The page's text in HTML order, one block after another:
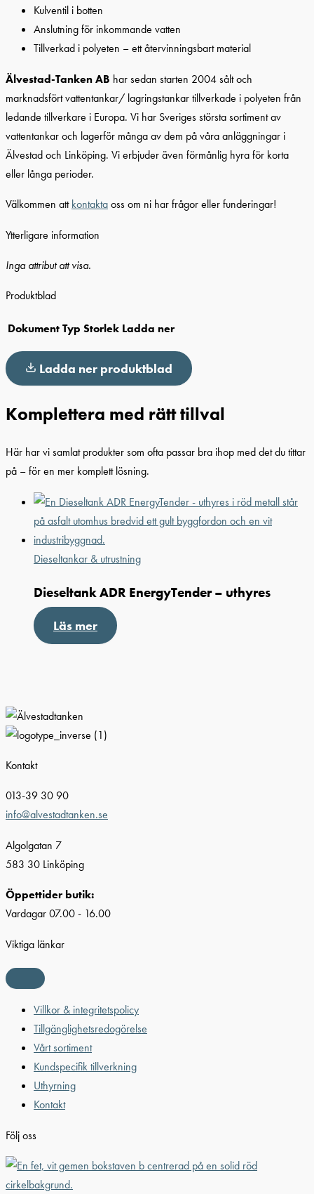
Kulventil i botten
Anslutning för inkommande vatten
Tillverkad i polyeten – ett återvinningsbart material
Älvestad-Tanken AB har sedan starten 2004 sålt och
marknadsfört vattentankar/ lagringstankar tillverkade i polyeten från
ledande tillverkare i Europa. Vi har Sveriges största sortiment av
vattentankar och lagerför många av dem på våra anläggningar i
Älvestad och Linköping. Vi erbjuder även förmånlig hyra för korta
eller långa perioder.
Välkommen attkontaktaoss om ni har frågor eller funderingar!
Ytterligare information
Inga attribut att visa.
Produktblad
DokumentTyp Storlek Ladda ner
Ladda ner produktblad
Komplettera med rätt tillval
Här har vi samlat produkter som ofta passar bra ihop med det du tittar
på – för en mer komplett lösning.
Dieseltankar & utrustning
Dieseltank ADR EnergyTender – uthyres
Läs mer
Kontakt
013-39 30 90
info@alvestadtanken.se
Algolgatan 7
583 30 Linköping
Öppettider butik:
Vardagar 07.00 - 16.00
Viktiga länkar
Villkor & integritetspolicy
Tillgänglighetsredogörelse
Vårt sortiment
Kundspecifik tillverkning
Uthyrning
Kontakt
Följ oss